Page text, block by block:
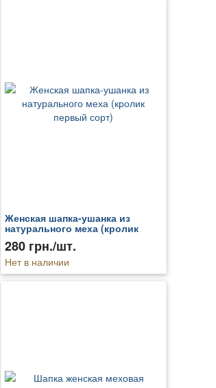
Женская шапка-ушанка из
натурального меха (кролик
первый сорт)
280 грн./шт.
Нет в наличии